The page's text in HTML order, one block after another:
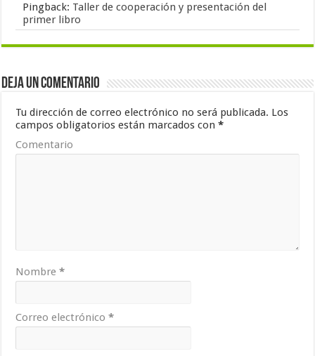
Pingback: Taller de cooperación y presentación del
primer libro
Deja un comentario
Tu dirección de correo electrónico no será publicada. Los
campos obligatorios están marcados con*
Comentario
Nombre*
Correo electrónico*